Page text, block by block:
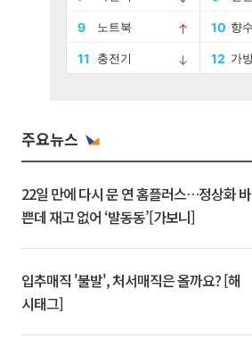
주요뉴스
22일 만에 다시 문 연 홈플러스…정상화 바
쁜데 재고 없어 ‘발동동’[가보니]
입추매직 '불발', 처서매직은 올까요? [해
시태그]